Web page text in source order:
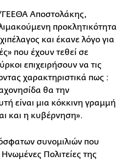
Αποστολάκης,
προκλητικότητα
και έκανε λόγο για
που έχουν τεθεί σε
επιχειρήσουν να τις
χαρακτηριστικά πως :
θα την
είναι μια κόκκινη γραμμή
και η κυβέρνηση».
συνομιλιών που
Πολιτείες της